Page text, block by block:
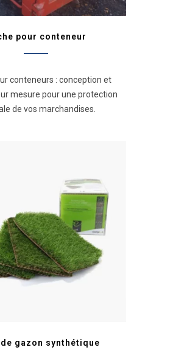
pour conteneur
conteneurs : conception et
mesure pour une protection
de vos marchandises.
gazon synthétique